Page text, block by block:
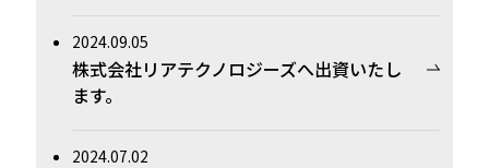
2024.09.05
株式会社リアテクノロジーズへ出資いたし
ます。
2024.07.02